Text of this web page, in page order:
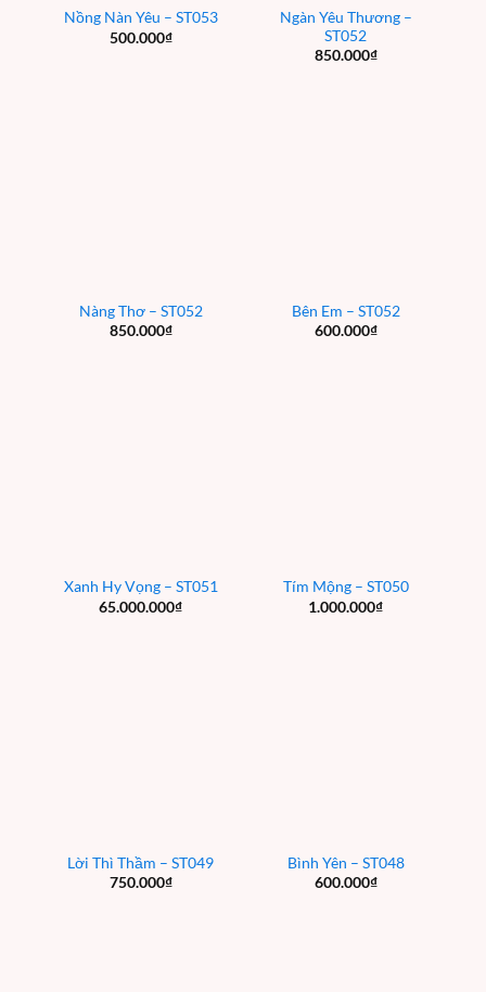
Nồng Nàn Yêu – ST053
500.000₫
Ngàn Yêu Thương –
ST052
850.000₫
Nàng Thơ – ST052
850.000₫
Bên Em – ST052
600.000₫
Xanh Hy Vọng – ST051
65.000.000₫
Tím Mộng – ST050
1.000.000₫
Lời Thì Thầm – ST049
750.000₫
Bình Yên – ST048
600.000₫